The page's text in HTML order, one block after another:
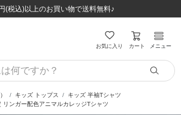
(税込)以上のお買い物で送料無料♪
半額！！8/12(水)お昼12:59まで！！
(税込)以上のお買い物で送料無料♪
半額！！8/12(水)お昼12:59まで！！
お気に入り カート メニュー
キッズ トップス
キッズ 半袖Tシャツ
ンガー配色アニマルカレッジTシャツ